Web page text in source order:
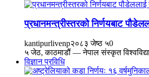
प्रधानमन्त्रीस्तरको निर्णयबाट
kantipurlivenp२०८३ जेष्ठ ५0
५ जेठ, काठमाडौं — नेपाल संस्कृत
विज्ञान प्रविधि